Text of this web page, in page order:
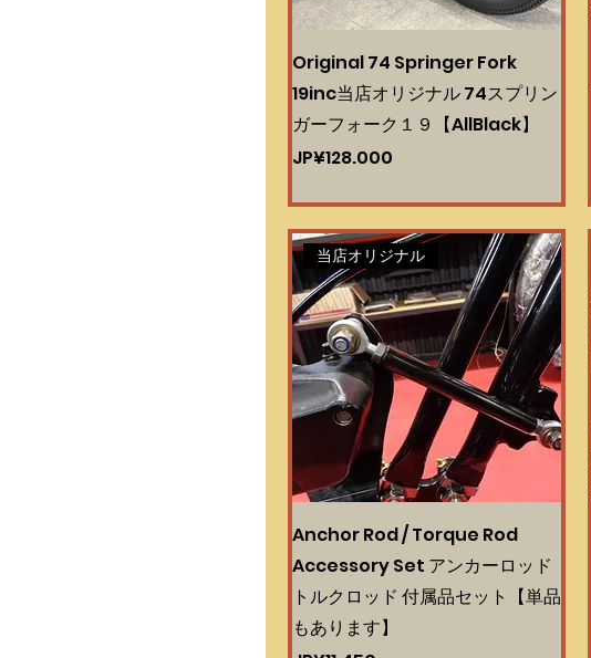
Original 74 Springer Fork
19inc当店オリジナル 74スプリン
ガーフォーク１９【AllBlack】
Harga
JP¥128.000
当店オリジナル
Anchor Rod / Torque Rod
Accessory Set アンカーロッド
トルクロッド 付属品セット【単品
もあります】